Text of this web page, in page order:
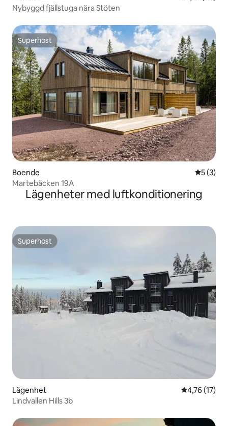
Nybyggd fjällstuga nära Stöten
Superhost
Superhost
Boende 5 av 5 i
5 (3)
Martebäcken 19A
Lägenheter med luftkonditionering
Superhost
Superhost
Lägenhet 4,76 av 5 i
4,76 (17)
Lindvallen Hills 3b